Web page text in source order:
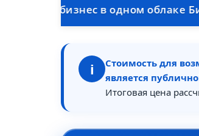
в одном облаке
i
Стоимость для
является
Итоговая цена